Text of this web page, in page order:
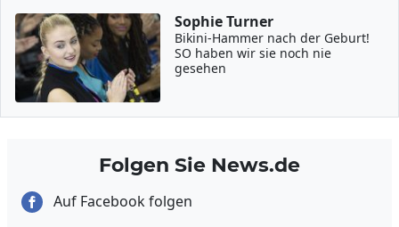
Sophie Turner
Bikini-Hammer nach der Geburt!
SO haben wir sie noch nie
gesehen
Folgen Sie News.de
Auf Facebook folgen